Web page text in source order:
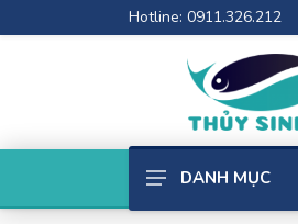
Hotline: 0911.326.212
DANH MỤC